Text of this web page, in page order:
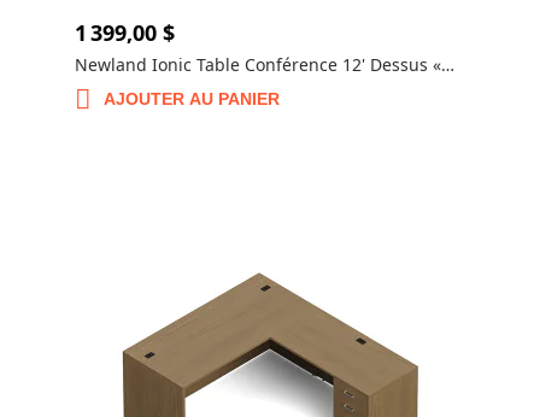
1 399,00 $
Newland Ionic Table Conférence 12' Dessus «
Bateau » - NL144BT
AJOUTER AU PANIER